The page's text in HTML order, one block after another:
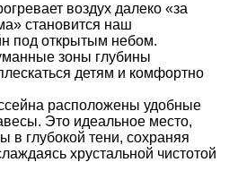
воздух далеко «за
становится наш
под открытым небом.
зоны глубины
детям и комфортно
расположены удобные
Это идеальное место,
в глубокой тени, сохраняя
хрустальной чистотой